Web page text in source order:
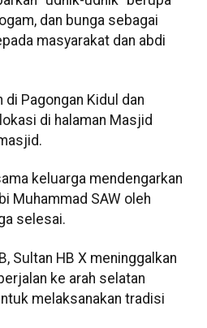
dan bunga sebagai
masyarakat dan abdi
Pagongan Kidul dan
di halaman Masjid
keluarga mendengarkan
Muhammad SAW oleh
selesai.
Sultan HB X meninggalkan
ke arah selatan
melaksanakan tradisi